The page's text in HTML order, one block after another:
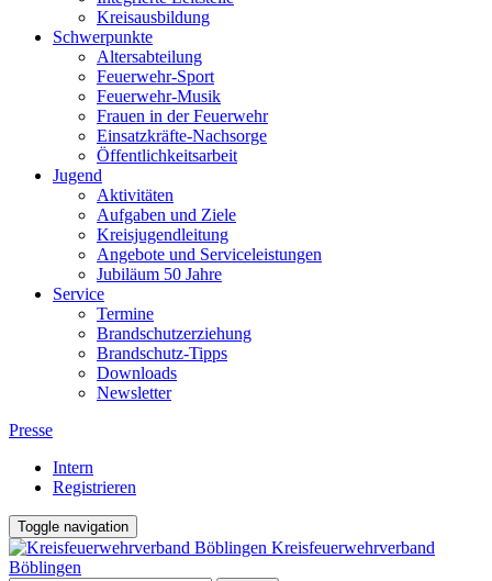
Kreisausbildung
Schwerpunkte
Altersabteilung
Feuerwehr-Sport
Feuerwehr-Musik
Frauen in der Feuerwehr
Einsatzkräfte-Nachsorge
Öffentlichkeitsarbeit
Jugend
Aktivitäten
Aufgaben und Ziele
Kreisjugendleitung
Angebote und Serviceleistungen
Jubiläum 50 Jahre
Service
Termine
Brandschutzerziehung
Brandschutz-Tipps
Downloads
Newsletter
Presse
Intern
Registrieren
Toggle navigation
Kreisfeuerwehrverband
Böblingen